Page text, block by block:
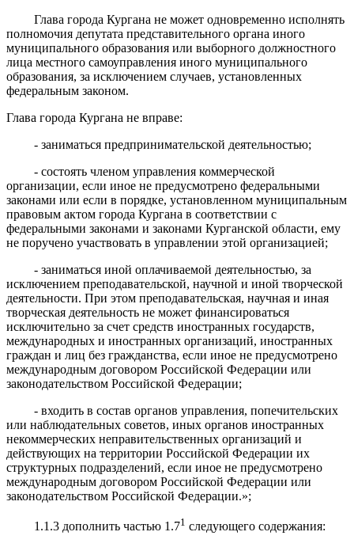
Глава города Кургана не может одновременно исполнять
полномочия депутата представительного органа иного
муниципального образования или выборного должностного
лица местного самоуправления иного муниципального
образования, за исключением случаев, установленных
федеральным законом.
Глава города Кургана не вправе:
- заниматься предпринимательской деятельностью;
- состоять членом управления коммерческой
организации, если иное не предусмотрено федеральными
законами или если в порядке, установленном муниципальным
правовым актом города Кургана в соответствии с
федеральными законами и законами Курганской области, ему
не поручено участвовать в управлении этой организацией;
- заниматься иной оплачиваемой деятельностью, за
исключением преподавательской, научной и иной творческой
деятельности. При этом преподавательская, научная и иная
творческая деятельность не может финансироваться
исключительно за счет средств иностранных государств,
международных и иностранных организаций, иностранных
граждан и лиц без гражданства, если иное не предусмотрено
международным договором Российской Федерации или
законодательством Российской Федерации;
- входить в состав органов управления, попечительских
или наблюдательных советов, иных органов иностранных
некоммерческих неправительственных организаций и
действующих на территории Российской Федерации их
структурных подразделений, если иное не предусмотрено
международным договором Российской Федерации или
законодательством Российской Федерации.»;
1.1.3 дополнить частью 1.71 следующего содержания: